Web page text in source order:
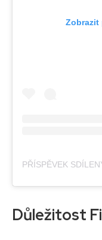
Zobrazit
Důležitost